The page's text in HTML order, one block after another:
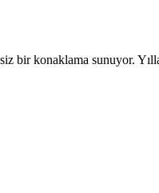
bir konaklama sunuyor.